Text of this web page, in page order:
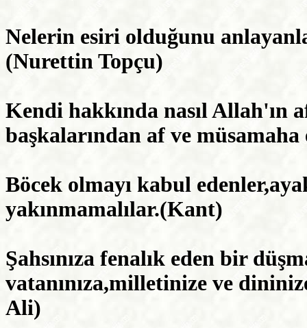
Nelerin esiri olduğunu
(Nurettin Topçu)
Kendi hakkında nasıl Allah'ın
başkalarından af ve müsamaha
Böcek olmayı kabul
yakınmamalılar.(Kant)
Şahsınıza fenalık eden bir
vatanınıza,milletinize ve
Ali)